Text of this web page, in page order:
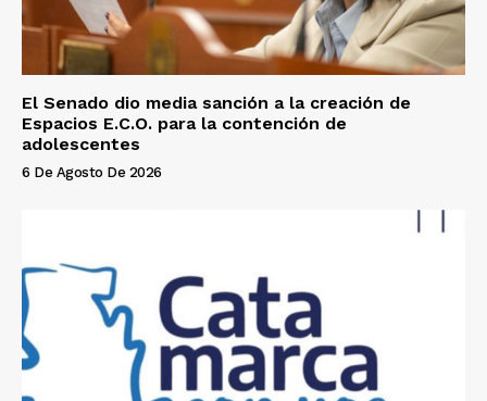
El Senado dio media sanción a la creación de
Espacios E.C.O. para la contención de
adolescentes
6 De Agosto De 2026